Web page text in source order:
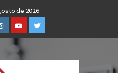
de 2026
YoutubeTwitter